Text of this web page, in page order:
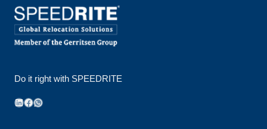
Do it right with SPEEDRITE
LinkedIn
Facebook
WhatsApp